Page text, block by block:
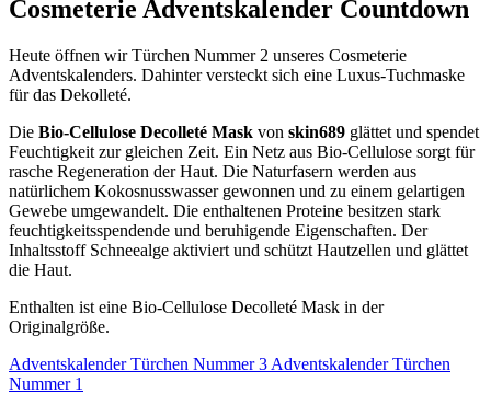
Cosmeterie Adventskalender Countdown
Heute öffnen wir Türchen Nummer 2 unseres Cosmeterie
Adventskalenders. Dahinter versteckt sich eine Luxus-Tuchmaske
für das Dekolleté.
Die Bio-Cellulose Decolleté Mask von skin689 glättet und spendet
Feuchtigkeit zur gleichen Zeit. Ein Netz aus Bio-Cellulose sorgt für
rasche Regeneration der Haut. Die Naturfasern werden aus
natürlichem Kokosnusswasser gewonnen und zu einem gelartigen
Gewebe umgewandelt. Die enthaltenen Proteine besitzen stark
feuchtigkeitsspendende und beruhigende Eigenschaften. Der
Inhaltsstoff Schneealge aktiviert und schützt Hautzellen und glättet
die Haut.
Enthalten ist eine Bio-Cellulose Decolleté Mask in der
Originalgröße.
Adventskalender Türchen Nummer 3 Adventskalender Türchen
Nummer 1